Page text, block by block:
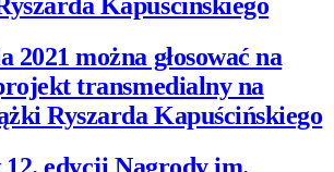
2021 można głosować na
transmedialny na
Ryszarda Kapuścińskiego
12. edycji Nagrody im.